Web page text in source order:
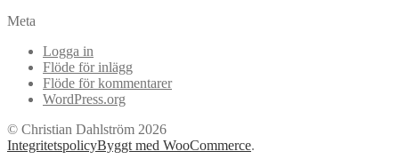
Meta
Logga in
Flöde för inlägg
Flöde för kommentarer
WordPress.org
© Christian Dahlström 2026
IntegritetspolicyByggt med WooCommerce.